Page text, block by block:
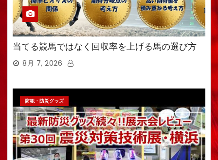
当てる競馬ではなく回収率を上げる馬の選び方
8月 7, 2026
防犯・防災グッズ